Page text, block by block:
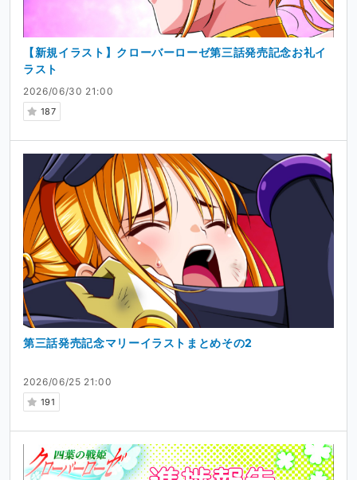
2026/06/30 21:00
187
【新規イラスト】クローバーローゼ第三話発売記念お礼イ
ラスト
2026/06/25 21:00
191
第三話発売記念マリーイラストまとめその2